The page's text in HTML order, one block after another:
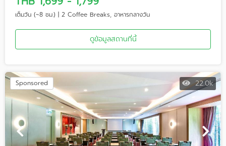
เต็มวัน (~8 ชม.) | 2 Coffee Breaks, อาหารกลางวัน
ดูข้อมูลสถานที่นี้
22.0k
Sponsored